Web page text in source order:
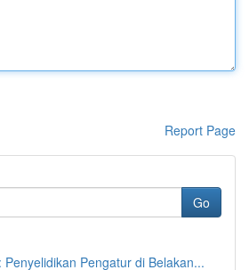
Report Page
Go
Penyelidikan Pengatur di Belakan...